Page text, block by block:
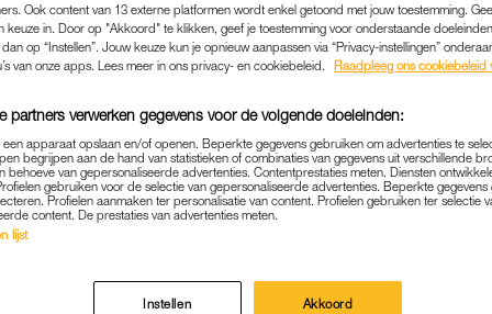
WAARSCHUWT VOOR
VRIJDAG:
AFGEKONDIGD
BINNENLAND|GOED OM TE WETEN
periode, met hier en daar wat pittige buien, wordt
Ook content van 13 externe platformen wordt enkel getoond met jouw toestemming.
keuze in. Door op "Akkoord" te klikken, geef je toestemming voor onderstaande
op “Instellen”. Jouw keuze kun je opnieuw aanpassen via “Privacy-instellingen”
van onze apps. Lees meer in ons privacy- en cookiebeleid.
Raadpleeg ons cookiebeleid
partners verwerken gegevens voor de volgende doeleinden:
apparaat opslaan en/of openen. Beperkte gegevens gebruiken om advertenties te
begrijpen aan de hand van statistieken of combinaties van gegevens uit verschillende
behoeve van gepersonaliseerde advertenties. Contentprestaties meten. Diensten
gebruiken voor de selectie van gepersonaliseerde advertenties. Beperkte
Profielen aanmaken ter personalisatie van content. Profielen gebruiken ter selectie
content. De prestaties van advertenties meten.
lijst
Instellen Akkoord